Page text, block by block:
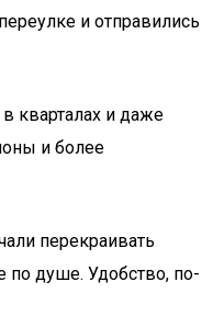
и отправились
кварталах и даже
и более
перекраивать
по душе. Удобство, по-